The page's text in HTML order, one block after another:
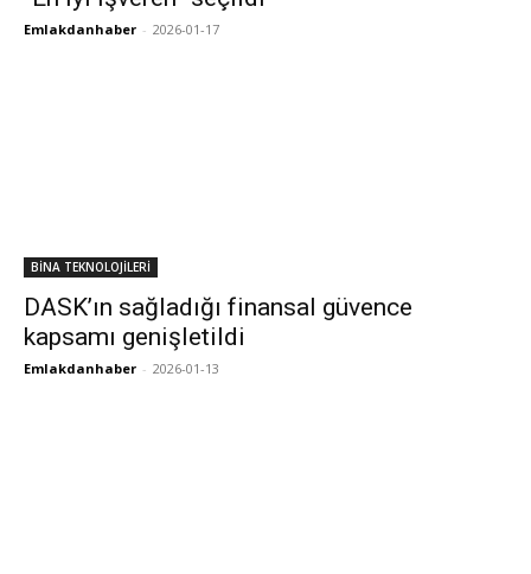
Emlakdanhaber - 2026-01-17
BİNA TEKNOLOJİLERİ
DASK’ın sağladığı finansal güvence
kapsamı genişletildi
Emlakdanhaber - 2026-01-13